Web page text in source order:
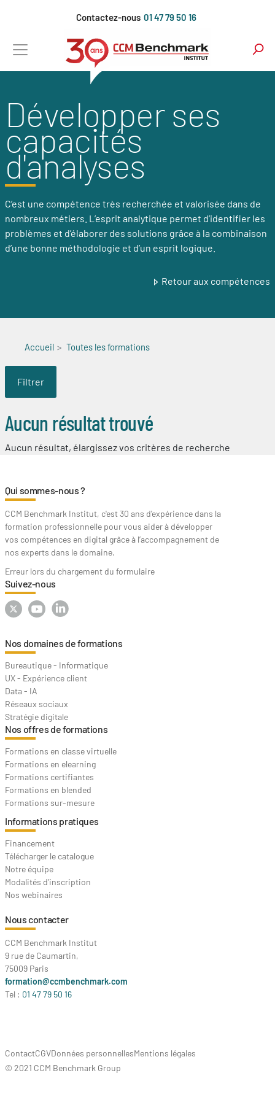
principal
Contactez-nous 01 47 79 50 16
Développer ses
capacités
d'analyses
C’est une compétence très recherchée et valorisée dans de
nombreux métiers. L’esprit analytique permet d’identifier les
problèmes et d’élaborer des solutions grâce à la combinaison
d’une bonne méthodologie et d’un esprit logique.
Retour aux compétences
Accueil Toutes les formations
Filtrer
Aucun résultat trouvé
Aucun résultat, élargissez vos critères de recherche
Qui sommes-nous ?
CCM Benchmark Institut, c'est 30 ans d'expérience dans la
formation professionnelle pour vous aider à développer
vos compétences en digital grâce à l’accompagnement de
nos experts dans le domaine.
Erreur lors du chargement du formulaire
Suivez-nous
Nos domaines de formations
Bureautique - Informatique
UX - Expérience client
Data - IA
Réseaux sociaux
Stratégie digitale
Nos offres de formations
Formations en classe virtuelle
Formations en elearning
Formations certifiantes
Formations en blended
Formations sur-mesure
Informations pratiques
Financement
Télécharger le catalogue
Notre équipe
Modalités d'inscription
Nos webinaires
Nous contacter
CCM Benchmark Institut
9 rue de Caumartin,
75009 Paris
formation@ccmbenchmark.com
Tel : 01 47 79 50 16
ContactCGVDonnées personnellesMentions légales
© 2021 CCM Benchmark Group